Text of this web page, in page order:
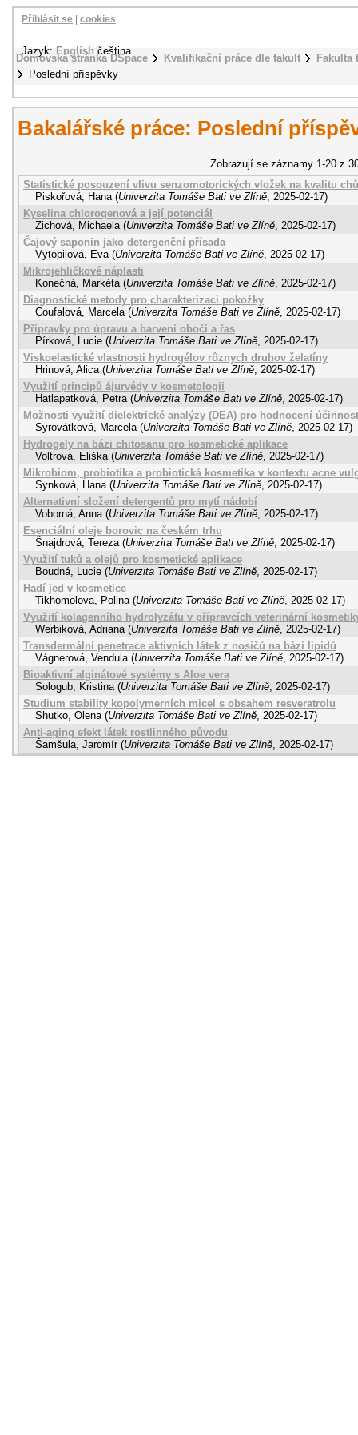
Domovská stránka DSpace Kvalifikační práce dle fakult
Fakulta
Poslední příspěvky
Přihlásit se cookies
Jazyk: English čeština
Bakalářské práce: Poslední
Zobrazují se záznamy 1-20 z
Statistické posouzení vlivu senzomotorických vložek na kvalitu
Piskořová, Hana (Univerzita Tomáše Bati ve Zlíně, 2025-02-17)
Kyselina chlorogenová a její potenciál
Zichová, Michaela (Univerzita Tomáše Bati ve Zlíně, 2025-02-17)
Čajový saponin jako detergenční přísada
Vytopilová, Eva (Univerzita Tomáše Bati ve Zlíně, 2025-02-17)
Mikrojehličkové náplasti
Konečná, Markéta (Univerzita Tomáše Bati ve Zlíně, 2025-02-17)
Diagnostické metody pro charakterizaci pokožky
Coufalová, Marcela (Univerzita Tomáše Bati ve Zlíně, 2025-02-17)
Přípravky pro úpravu a barvení obočí a řas
Pírková, Lucie (Univerzita Tomáše Bati ve Zlíně, 2025-02-17)
Viskoelastické vlastnosti hydrogélov rôznych druhov želatíny
Hrinová, Alica (Univerzita Tomáše Bati ve Zlíně, 2025-02-17)
Využití principů ájurvédy v kosmetologii
Hatlapatková, Petra (Univerzita Tomáše Bati ve Zlíně, 2025-02-17)
Možnosti využití dielektrické analýzy (DEA) pro hodnocení
Syrovátková, Marcela (Univerzita Tomáše Bati ve Zlíně, 2025-02-17)
Hydrogely na bázi chitosanu pro kosmetické aplikace
Voltrová, Eliška (Univerzita Tomáše Bati ve Zlíně, 2025-02-17)
Mikrobiom, probiotika a probiotická kosmetika v kontextu acne
Synková, Hana (Univerzita Tomáše Bati ve Zlíně, 2025-02-17)
Alternativní složení detergentů pro mytí nádobí
Voborná, Anna (Univerzita Tomáše Bati ve Zlíně, 2025-02-17)
Esenciální oleje borovic na českém trhu
Šnajdrová, Tereza (Univerzita Tomáše Bati ve Zlíně, 2025-02-17)
Využití tuků a olejů pro kosmetické aplikace
Boudná, Lucie (Univerzita Tomáše Bati ve Zlíně, 2025-02-17)
Hadí jed v kosmetice
Tikhomolova, Polina (Univerzita Tomáše Bati ve Zlíně, 2025-02-17)
Využití kolagenního hydrolyzátu v přípravcích veterinární
Werbiková, Adriana (Univerzita Tomáše Bati ve Zlíně, 2025-02-17)
Transdermální penetrace aktivních látek z nosičů na bázi lipidů
Vágnerová, Vendula (Univerzita Tomáše Bati ve Zlíně, 2025-02-17)
Bioaktivní alginátové systémy s Aloe vera
Sologub, Kristina (Univerzita Tomáše Bati ve Zlíně, 2025-02-17)
Studium stability kopolymerních micel s obsahem resveratrolu
Shutko, Olena (Univerzita Tomáše Bati ve Zlíně, 2025-02-17)
Anti-aging efekt látek rostlinného původu
Šamšula, Jaromír (Univerzita Tomáše Bati ve Zlíně, 2025-02-17)